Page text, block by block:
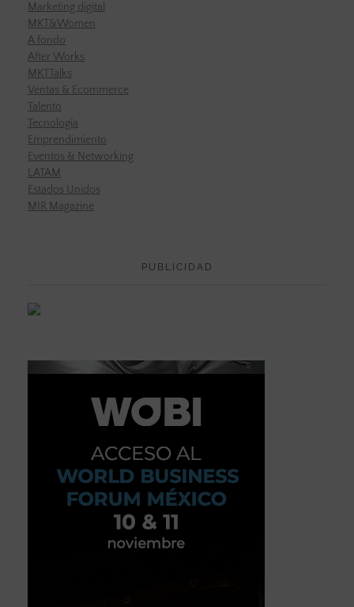
Marketing digital
MKT&Women
A fondo
After Works
MKTTalks
Ventas & Ecommerce
Talento
Tecnología
Emprendimiento
Eventos & Networking
LATAM
Estados Unidos
MIR Magazine
PUBLICIDAD